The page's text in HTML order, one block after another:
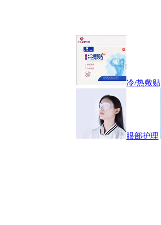
冷/热敷贴
眼部护理